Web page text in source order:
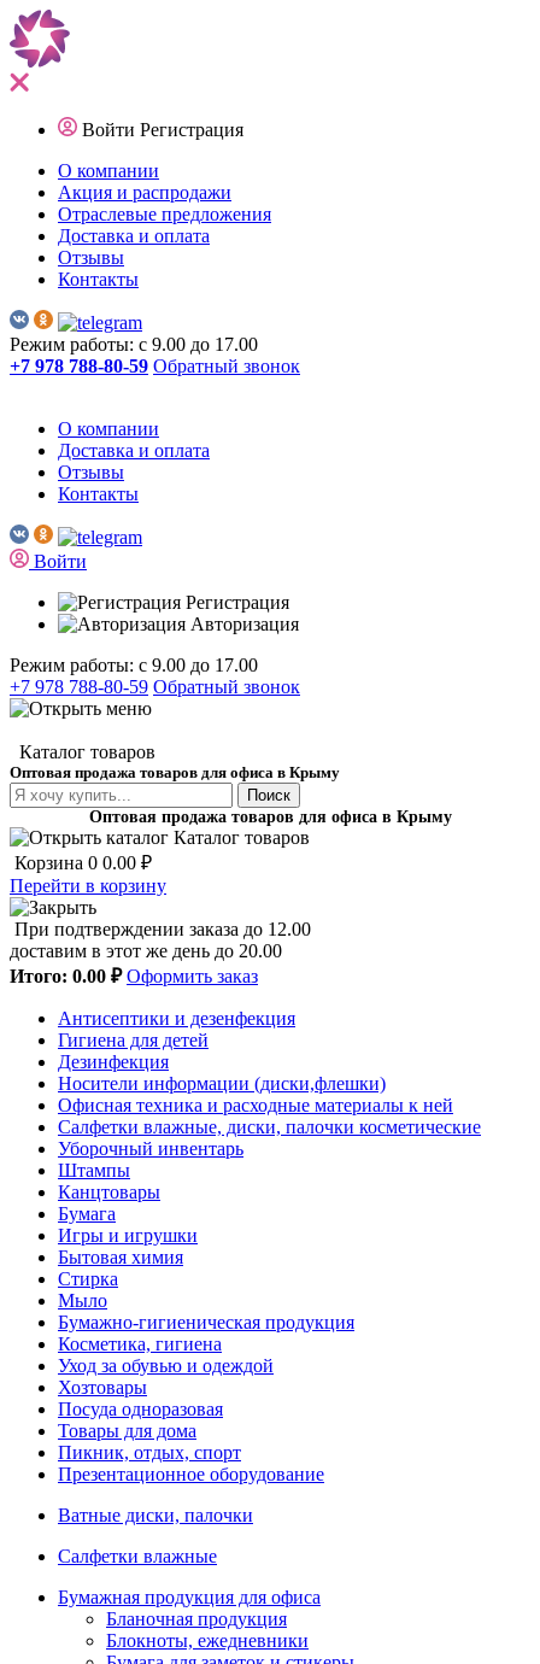
Войти Регистрация
О компании
Акция и распродажи
Отраслевые предложения
Доставка и оплата
Отзывы
Контакты
Режим работы: с 9.00 до 17.00
+7 978 788-80-59 Обратный звонок
О компании
Доставка и оплата
Отзывы
Контакты
Войти
Регистрация
Авторизация
Режим работы: с 9.00 до 17.00
+7 978 788-80-59 Обратный звонок
Каталог товаров
Оптовая продажа товаров для офиса в Крыму
Поиск
Оптовая продажа товаров для офиса в Крыму
Каталог товаров
Корзина 0 0.00 ₽
Перейти в корзину
При подтверждении заказа до 12.00
доставим в этот же день до 20.00
Итого: 0.00 ₽ Оформить заказ
Антисептики и дезенфекция
Гигиена для детей
Дезинфекция
Носители информации (диски,флешки)
Офисная техника и расходные материалы к ней
Салфетки влажные, диски, палочки косметические
Уборочный инвентарь
Штампы
Канцтовары
Бумага
Игры и игрушки
Бытовая химия
Стирка
Мыло
Бумажно-гигиеническая продукция
Косметика, гигиена
Уход за обувью и одеждой
Хозтовары
Посуда одноразовая
Товары для дома
Пикник, отдых, спорт
Презентационное оборудование
Ватные диски, палочки
Салфетки влажные
Бумажная продукция для офиса
Бланочная продукция
Блокноты, ежедневники